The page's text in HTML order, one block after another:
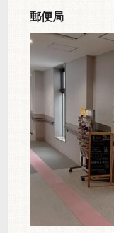
郵便局